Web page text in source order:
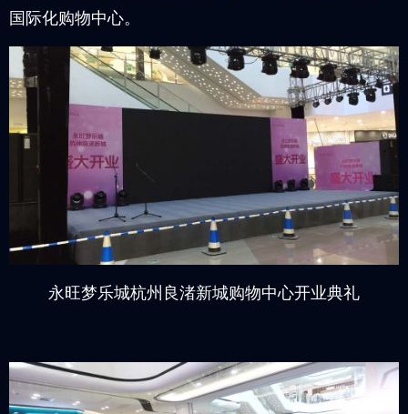
国际化购物中心。
永旺梦乐城杭州良渚新城购物中心开业典礼